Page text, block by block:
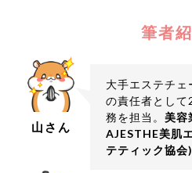
筆者
山さん
大手エステチェ
の責任者とし
務を担当。 美容
AJESTHE美肌
テティック協会)